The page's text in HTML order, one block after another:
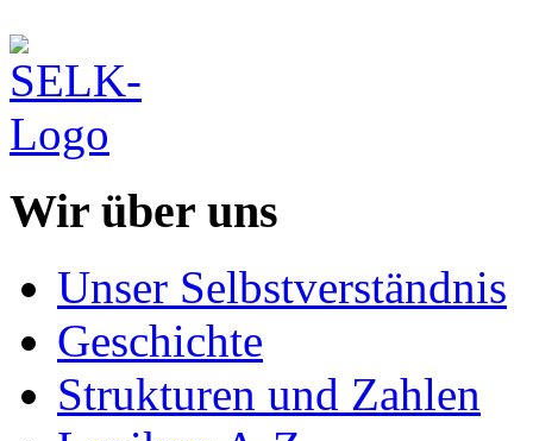
Wir über uns
Unser Selbstverständnis
Geschichte
Strukturen und Zahlen